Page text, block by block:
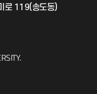
로 119(송도동)